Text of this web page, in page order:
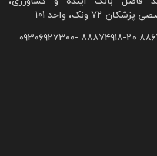
ونک، واحد 101
88677792 - 88677611 88874918-20 09306927300-